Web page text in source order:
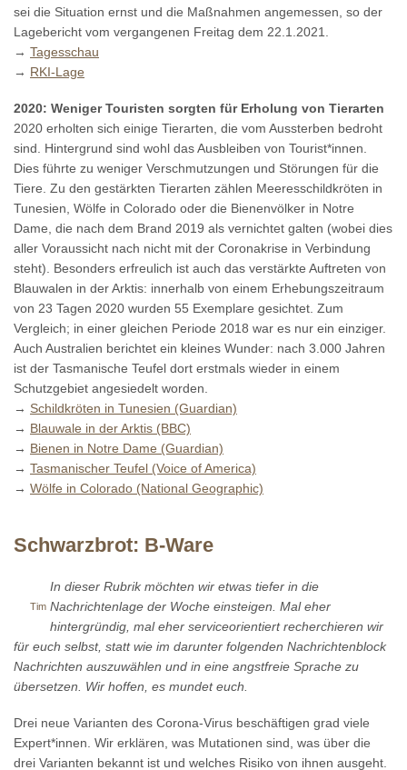
sei die Situation ernst und die Maßnahmen angemessen, so der
Lagebericht vom vergangenen Freitag dem 22.1.2021.
→ Tagesschau
→ RKI-Lage
2020: Weniger Touristen sorgten für Erholung von Tierarten
2020 erholten sich einige Tierarten, die vom Aussterben bedroht
sind. Hintergrund sind wohl das Ausbleiben von Tourist*innen.
Dies führte zu weniger Verschmutzungen und Störungen für die
Tiere. Zu den gestärkten Tierarten zählen Meeresschildkröten in
Tunesien, Wölfe in Colorado oder die Bienenvölker in Notre
Dame, die nach dem Brand 2019 als vernichtet galten (wobei dies
aller Voraussicht nach nicht mit der Coronakrise in Verbindung
steht). Besonders erfreulich ist auch das verstärkte Auftreten von
Blauwalen in der Arktis: innerhalb von einem Erhebungszeitraum
von 23 Tagen 2020 wurden 55 Exemplare gesichtet. Zum
Vergleich; in einer gleichen Periode 2018 war es nur ein einziger.
Auch Australien berichtet ein kleines Wunder: nach 3.000 Jahren
ist der Tasmanische Teufel dort erstmals wieder in einem
Schutzgebiet angesiedelt worden.
→ Schildkröten in Tunesien (Guardian)
→ Blauwale in der Arktis (BBC)
→ Bienen in Notre Dame (Guardian)
→ Tasmanischer Teufel (Voice of America)
→ Wölfe in Colorado (National Geographic)
Schwarzbrot: B-Ware
Tim
In dieser Rubrik möchten wir etwas tiefer in die
Nachrichtenlage der Woche einsteigen. Mal eher
hintergründig, mal eher serviceorientiert recherchieren wir
für euch selbst, statt wie im darunter folgenden Nachrichtenblock
Nachrichten auszuwählen und in eine angstfreie Sprache zu
übersetzen. Wir hoffen, es mundet euch.
Drei neue Varianten des Corona-Virus beschäftigen grad viele
Expert*innen. Wir erklären, was Mutationen sind, was über die
drei Varianten bekannt ist und welches Risiko von ihnen ausgeht.